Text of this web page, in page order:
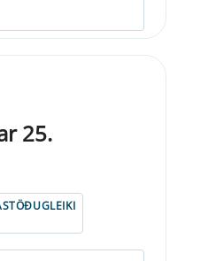
25.